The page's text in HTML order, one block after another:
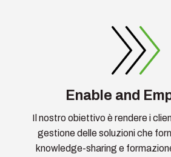
Enable and
Il nostro obiettivo è rendere i
gestione delle soluzioni che
knowledge-sharing e